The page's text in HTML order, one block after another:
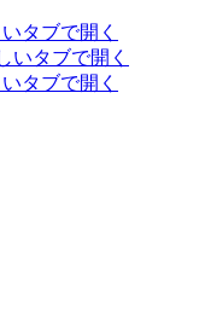
タブで開く
いタブで開く
タブで開く